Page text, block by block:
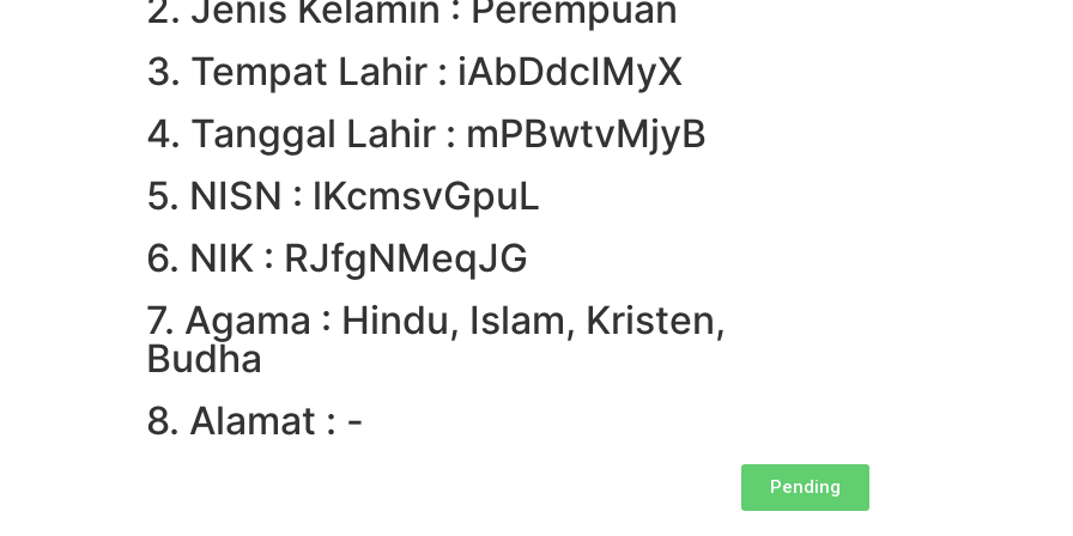
3. Tempat Lahir : iAbDdcIMyX
4. Tanggal Lahir : mPBwtvMjyB
5. NISN : lKcmsvGpuL
6. NIK : RJfgNMeqJG
7. Agama : Hindu, Islam, Kristen,
Budha
8. Alamat : -
Pending